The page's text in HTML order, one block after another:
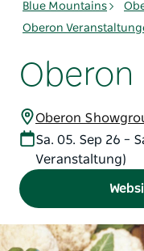
Blue Mountains
Oberon
Oberon
Oberon
Sa. 05. Sep 26 –
Veranstaltung)